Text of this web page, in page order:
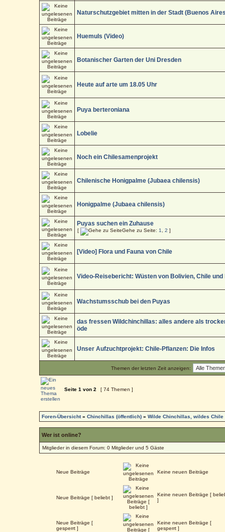
Naturschutzgebiet mitten in der Stadt (Buenos
Huemuls (Video)
Botanischer Garten der Uni Dresden
Heute auf arte um 18.05 Uhr
Puya berteroniana
Lobelie
Noch ein Chilesamenprojekt
Chilenische Honigpalme (Jubaea chilensis)
Honigpalme (Jubaea chilensis)
Puyas suchen ein Zuhause
[ Gehe zu Seite: 1 ,2 ]
[Video] Flora und Fauna von Chile
Video-Reisebericht: Wüsten von Bolivien, Chile und
Wachstumsschub bei den Puyas
das fressen Wildchinchillas: alles andere als
öde
Unser Aufzuchtprojekt: Chile-Pflanzen: Die Infos
Themen der letzten Zeit anzeigen:
Seite1 von2 [ 74 Themen ]
Foren-Übersicht»Chinchillas (öffentlich) »Wilde Chinchillas, wildes Chile
Wer ist online?
Mitglieder in diesem Forum: 0 Mitglieder und 5 Gäste
Neue Beiträge Keine neuen Beiträge
Neue Beiträge [ beliebt ]
Keine neuen Beiträge [
]
Neue Beiträge [
gesperrt ]
Keine neuen Beiträge [
gesperrt ]